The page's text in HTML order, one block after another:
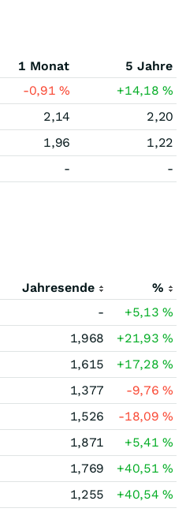
1 Monat
5 Jahre
-0,91% +14,18%
2,14
2,20
1,96
1,22
- -
Jahresende
%
- +5,13%
1,968 +21,93%
1,615 +17,28%
1,377 -9,76%
1,526 -18,09%
1,871 +5,41%
1,769 +40,51%
1,255 +40,54%